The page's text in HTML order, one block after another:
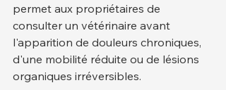
permet aux propriétaires de
consulter un vétérinaire avant
l'apparition de douleurs chroniques,
d'une mobilité réduite ou de lésions
organiques irréversibles.